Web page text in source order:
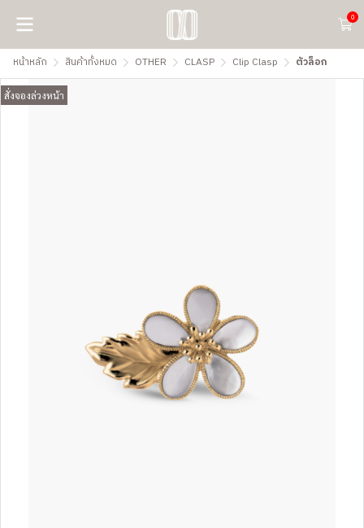
0
หน้าหลัก สินค้าทั้งหมด OTHER CLASP Clip Clasp ตัวล็อก
สั่งจองล่วงหน้า